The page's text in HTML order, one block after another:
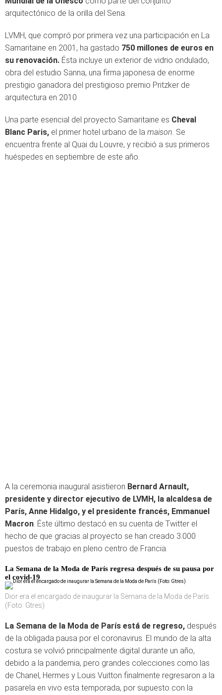
arquitectónico de la orilla del Sena.
LVMH, que compró por primera vez una participación en La
Samaritaine en 2001, ha gastado 750 millones de euros en
su renovación. Ésta incluye un exterior de vidrio ondulado,
obra del estudio Sanna, una firma japonesa de enorme
prestigio ganadora del prestigioso premio Pritzker de
arquitectura en 2010
Una parte esencial del proyecto Samaritaine es Cheval
Blanc Paris, el primer hotel urbano de la maison. Se
encuentra frente al Quai du Louvre, y recibió a sus primeros
huéspedes en septiembre de este año.
A la ceremonia inaugural asistieron Bernard Arnault,
presidente y director ejecutivo de LVMH, la alcaldesa de
París, Anne Hidalgo, y el presidente francés, Emmanuel
Macron. Éste último destacó en su cuenta de Twitter el
hecho de que gracias al proyecto se han creado 3.000
puestos de trabajo en pleno centro de Francia.
La Semana de la Moda de París regresa después de su pausa por
el covid-19
Dior era el encargado de inaugurar la Semana de la Moda de París
(Foto: Gtres)
La Semana de la Moda de París está de regreso, después
de la obligada pausa por el coronavirus. El mundo de la alta
costura se volvió principalmente digital durante un año,
debido a la pandemia, pero grandes colecciones como las
de Chanel, Hermes y Louis Vuitton finalmente regresaron a la
pasarela en vivo esta temporada, por supuesto con la